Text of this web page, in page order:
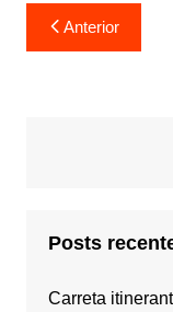
Navegação
de
Anterior
Posts
Carreta